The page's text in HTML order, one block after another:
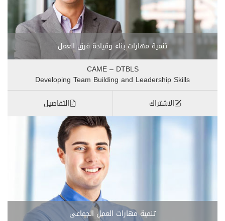
تنمية مهارات بناء وقيادة فرق العمل
CAME – DTBLS
Developing Team Building and Leadership Skills
الاشتراك
التفاصيل
تنمية مهارات العمل الجماعى